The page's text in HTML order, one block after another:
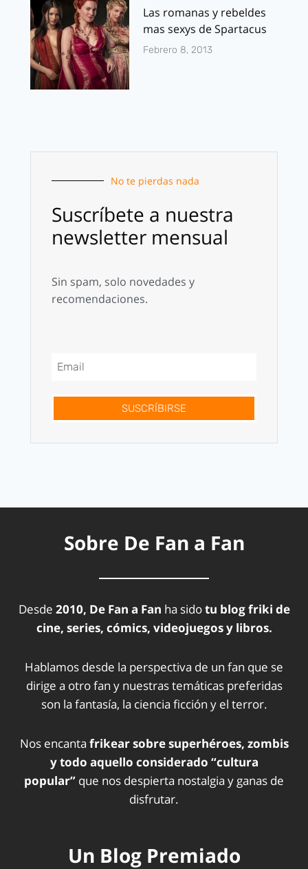
Las romanas y rebeldes
mas sexys de Spartacus
Febrero 8, 2013
No te pierdas nada
Suscríbete a nuestra
newsletter mensual
Sin spam, solo novedades y
recomendaciones.
SUSCRÍBIRSE
Sobre De Fan a Fan
Desde 2010, De Fan a Fan ha sidotu blog friki de
cine, series, cómics, videojuegos y libros.
Hablamos desde la perspectiva de un fan que se
dirige a otro fan y nuestras temáticas preferidas
son la fantasía, la ciencia ficción y el terror.
Nos encanta frikear sobre superhéroes, zombis
y todo aquello considerado “cultura
popular” que nos despierta nostalgia y ganas de
disfrutar.
Un Blog Premiado